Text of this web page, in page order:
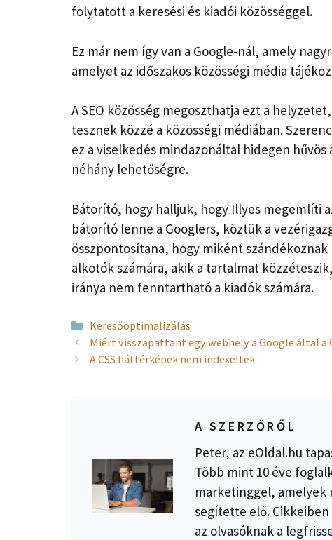
folytatott a keresési és kiadói közösséggel.
Ez már nem így van a Google-nál, amely
amelyet az időszakos közösségi média
A SEO közösség megoszthatja ezt a
tesznek közzé a közösségi médiában.
ez a viselkedés mindazonáltal hidegen
néhány lehetőségre.
Bátorító, hogy halljuk, hogy Illyes megemlíti
bátorító lenne a Googlers, köztük a
összpontosítana, hogy miként
alkotók számára, akik a tartalmat
iránya nem fenntartható a kiadók számára.
Kategória
Keresőoptimalizálás
Miért visszapattant egy webhely a Google által
A CSS háttérképek nem indexeltek
A SZERZŐRŐL
Peter, az eOldal.hu
Több mint 10 éve
marketinggel, amelyek
segítette elő.
az olvasóknak a